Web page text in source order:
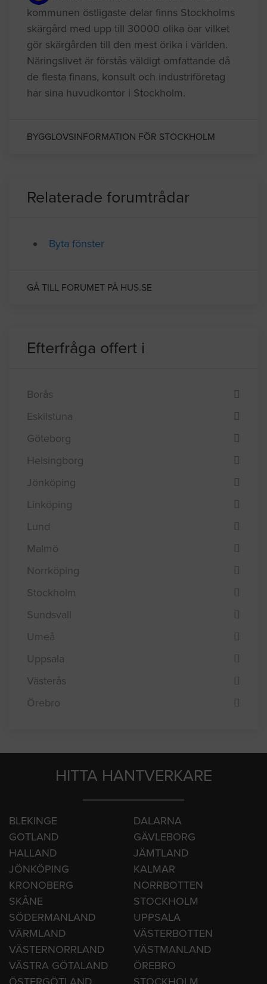
Stockholms kommun är Sveriges
huvudstad med ca 818000 invånare. I
kommunen östligaste delar finns Stockholms
skärgård med upp till 30000 olika öar vilket
gör skärgården till den mest örika i världen.
har sina huvudkontor i Stockholm.
Relaterade forumtrådar
Byta fönster
Efterfråga offert i
Borås
Eskilstuna
Göteborg
Helsingborg
Jönköping
Linköping
Lund
Malmö
Norrköping
Stockholm
Sundsvall
Umeå
Uppsala
Örebro
HITTA HANTVERKARE
BLEKINGE
DALARNA
GOTLAND
GÄVLEBORG
HALLAND
JÄMTLAND
JÖNKÖPING
KALMAR
KRONOBERG
NORRBOTTEN
SKÅNE
STOCKHOLM
SÖDERMANLAND
UPPSALA